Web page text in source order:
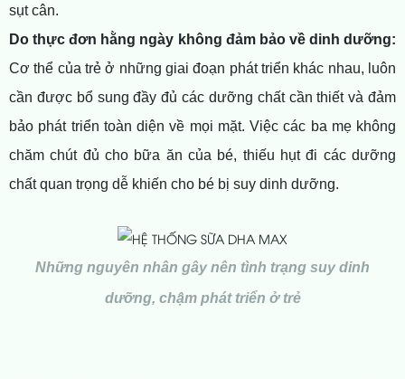
sụt cân.
Do thực đơn hằng ngày không đảm bảo về dinh dưỡng:
Cơ thể của trẻ ở những giai đoạn phát triển khác nhau, luôn
cần được bổ sung đầy đủ các dưỡng chất cần thiết và đảm
bảo phát triển toàn diện về mọi mặt. Việc các ba mẹ không
chăm chút đủ cho bữa ăn của bé, thiếu hụt đi các dưỡng
chất quan trọng dễ khiến cho bé bị suy dinh dưỡng.
Những nguyên nhân gây nên tình trạng suy dinh
dưỡng, chậm phát triển ở trẻ